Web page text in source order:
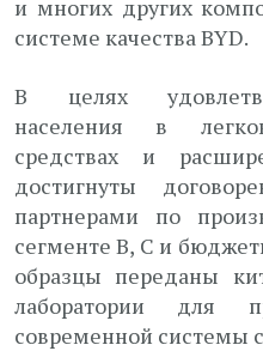
и многих других
системе качества BYD.
В целях
населения в
средствах и
достигнуты
партнерами по
сегменте В, С и
образцы переданы
лаборатории для
современной системы